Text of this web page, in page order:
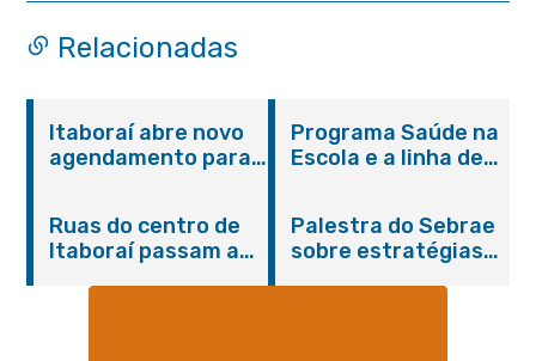
Relacionadas
Itaboraí abre novo
agendamento para
Programa Saúde na
Escola e a linha de
promovem
conscientização
sobre hanseníase
Ruas do centro de
Itaboraí passam a
Palestra do Sebrae
sobre estratégias